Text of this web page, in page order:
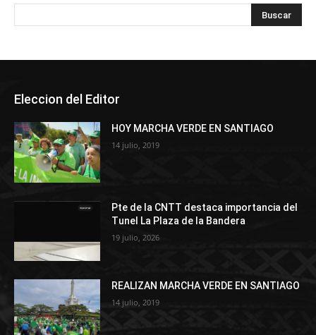
Eleccion del Editor
HOY MARCHA VERDE EN SANTIAGO
14 julio, 2019
Pte de la CNTT destaca importancia del
Tunel La Plaza de la Bandera
19 julio, 2026
REALIZAN MARCHA VERDE EN SANTIAGO
14 julio, 2019